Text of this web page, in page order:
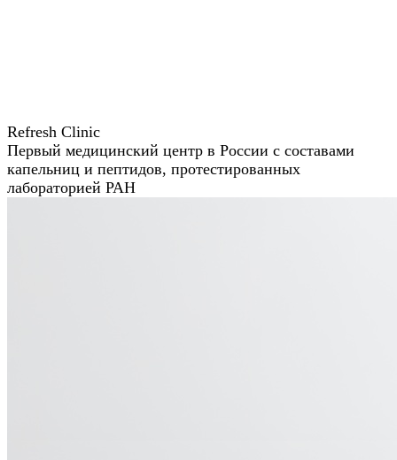
Refresh Clinic
Первый медицинский центр в России с составами
капельниц и пептидов, протестированных
лабораторией РАН